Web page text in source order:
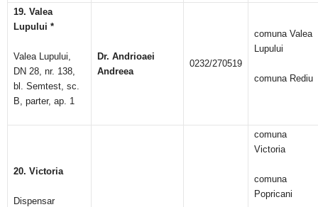
19. Valea
Lupului *
Valea Lupului,
DN 28, nr. 138,
bl. Semtest, sc.
B, parter, ap. 1
Dr. Andrioaei
Andreea
0232/270519
comuna Valea
Lupului
comuna Rediu
20. Victoria
Dispensar
comuna
Victoria
comuna
Popricani